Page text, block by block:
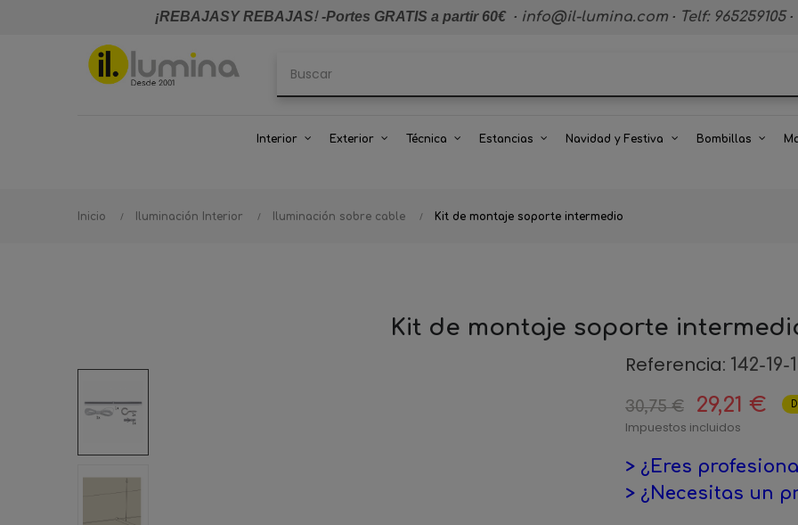
¡REBAJASY REBAJAS!-Portes GRATIS a partir 60€· info@il-lumina.com · Telf: 965259105 ·
Interior Exterior Técnica Estancias Navidad y Festiva Bombillas
Inicio Iluminación Interior Iluminación sobre cable Kit de montaje soporte intermedio
Kit de montaje soporte
Referencia: 142-19-
30,75 € 29,21 €
Impuestos incluidos
> ¿Eres
> ¿Necesitas un